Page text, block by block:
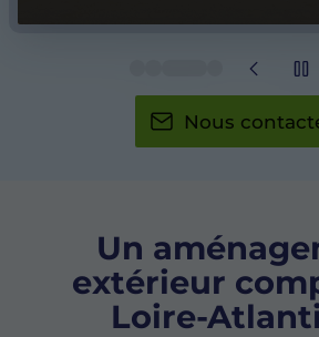
Nous
Un
extérieur
Loire-